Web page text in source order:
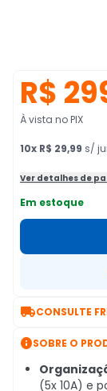
R$
À vista no PIX
10x R$ 29,99 s/
Ver detalhes de
Em estoque
CONSULTE
SOBRE O
(5x 10A) e